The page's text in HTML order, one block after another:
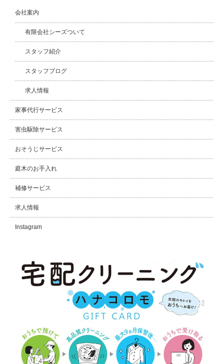
会社案内
有限会社シーズついて
スタッフ紹介
スタッフブログ
求人情報
家事代行サービス
害虫駆除サービス
おそうじサービス
庭木のお手入れ
補修サービス
求人情報
Instagram